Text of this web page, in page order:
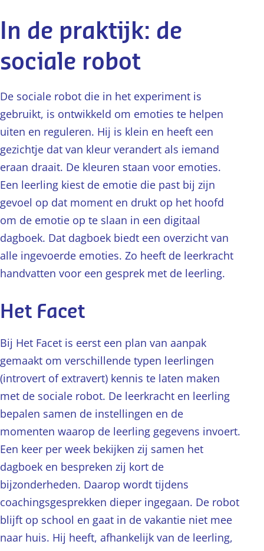
In de praktijk: de
sociale robot
De sociale robot die in het experiment is
gebruikt, is ontwikkeld om emoties te helpen
uiten en reguleren. Hij is klein en heeft een
gezichtje dat van kleur verandert als iemand
eraan draait. De kleuren staan voor emoties.
Een leerling kiest de emotie die past bij zijn
gevoel op dat moment en drukt op het hoofd
om de emotie op te slaan in een digitaal
dagboek. Dat dagboek biedt een overzicht van
alle ingevoerde emoties. Zo heeft de leerkracht
handvatten voor een gesprek met de leerling.
Het Facet
Bij Het Facet is eerst een plan van aanpak
gemaakt om verschillende typen leerlingen
(introvert of extravert) kennis te laten maken
met de sociale robot. De leerkracht en leerling
bepalen samen de instellingen en de
momenten waarop de leerling gegevens invoert.
Een keer per week bekijken zij samen het
dagboek en bespreken zij kort de
bijzonderheden. Daarop wordt tijdens
coachingsgesprekken dieper ingegaan. De robot
blijft op school en gaat in de vakantie niet mee
naar huis. Hij heeft, afhankelijk van de leerling,